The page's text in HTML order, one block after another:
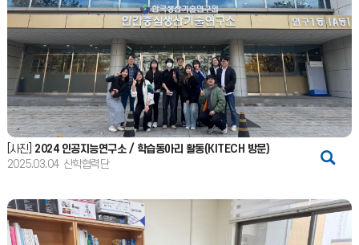
[사진] 2024 인공지능연구소 / 학습동아리 활동(KITECH 방문)
2025.03.04 산학협력단